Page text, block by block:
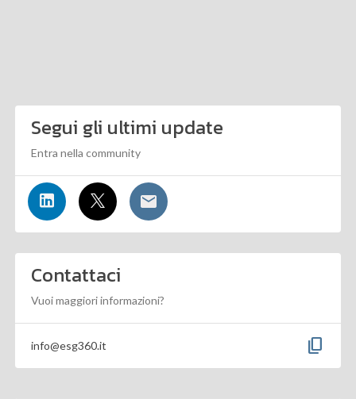
Segui gli ultimi update
Entra nella community
Contattaci
Vuoi maggiori informazioni?
info@esg360.it content_copy